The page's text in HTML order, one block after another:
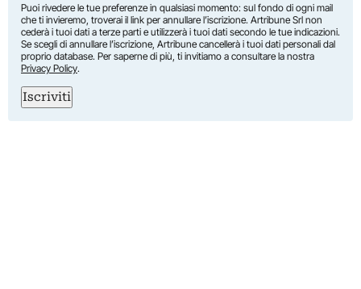
Puoi rivedere le tue preferenze in qualsiasi momento: sul fondo di ogni mail
che ti invieremo, troverai il link per annullare l’iscrizione. Artribune Srl non
cederà i tuoi dati a terze parti e utilizzerà i tuoi dati secondo le tue indicazioni.
Se scegli di annullare l’iscrizione, Artribune cancellerà i tuoi dati personali dal
proprio database. Per saperne di più, ti invitiamo a consultare la nostra
Privacy Policy.
Iscriviti